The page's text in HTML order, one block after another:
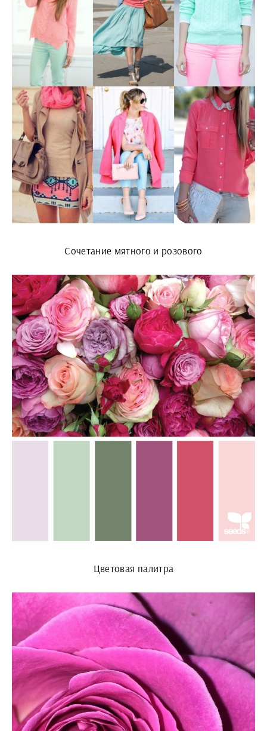
Сочетание мятного и розового
Цветовая палитра